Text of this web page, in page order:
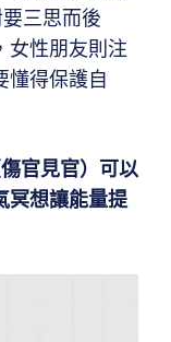
三思而後
女性朋友則注
懂得保護自
官見官）可以
冥想讓能量提